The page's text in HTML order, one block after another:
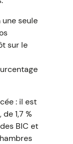
seule
sur le
: il est
1,7 %
BIC et